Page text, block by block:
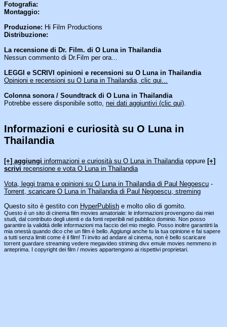
Fotografia:
Montaggio:
Produzione: Hi Film Productions
Distribuzione:
La recensione di Dr. Film. di O Luna in Thailandia
Nessun commento di Dr.Film per ora...
LEGGI e SCRIVI opinioni e recensioni su O Luna in Thailandia
Opinioni e recensioni su O Luna in Thailandia, clic qui...
Colonna sonora / Soundtrack di O Luna in Thailandia
Potrebbe essere disponibile sotto, nei dati aggiuntivi (clic qui).
Informazioni e curiosità su O Luna in
Thailandia
[+] aggiungi informazioni e curiosità su O Luna in Thailandia oppure [+]
scrivi recensione e vota O Luna in Thailandia
Vota, leggi trama e opinioni su O Luna in Thailandia di Paul Negoescu -
Torrent, scaricare O Luna in Thailandia di Paul Negoescu, streming
Questo sito è gestito con HyperPublish e molto olio di gomito.
Questo è un sito di cinema film movies amatoriale: le informazioni provengono dai miei
studi, dal contributo degli utenti e da fonti reperibili nel pubblico dominio. Non posso
garantire la validità delle informazioni ma faccio del mio meglio. Posso inoltre garantirti la
mia onestà quando dico che un film è bello. Aggiungi anche tu la tua opinione e fai sapere
a tutti senza limiti come è il film! Ti invito ad andare al cinema, non è bello scaricare
torrent guardare streaming vedere megavideo striming divx emule movies nemmeno in
anteprima. I copyright dei film / movies appartengono ai rispettivi proprietari.